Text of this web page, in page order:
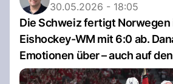
30.05.2026 - 18:05
Die Schweiz fertigt Norwegen
Eishockey-WM mit 6:0 ab.
Emotionen über – auch auf